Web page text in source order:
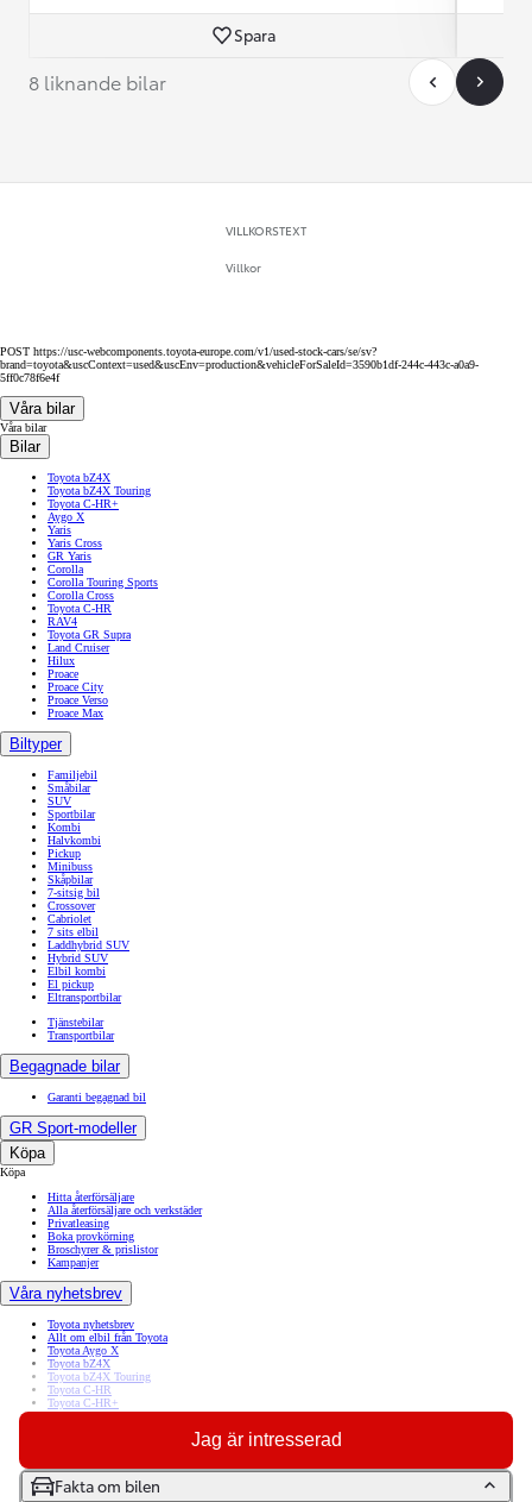
Spara
8 liknande bilar
VILLKORSTEXT
Villkor
Jag är intresserad
Fakta om bilen
POST https://usc-webcomponents.toyota-europe.com/v1/used-stock-cars/se/sv?
brand=toyota&uscContext=used&uscEnv=production&vehicleForSaleId=3590b1df-244c-443c-a0a9-
5ff0c78f6e4f
Våra bilar
Våra bilar
Bilar
Toyota bZ4X
Toyota bZ4X Touring
Toyota C-HR+
Aygo X
Yaris
Yaris Cross
GR Yaris
Corolla
Corolla Touring Sports
Corolla Cross
Toyota C-HR
RAV4
Toyota GR Supra
Land Cruiser
Hilux
Proace
Proace City
Proace Verso
Proace Max
Biltyper
Familjebil
Småbilar
SUV
Sportbilar
Kombi
Halvkombi
Pickup
Minibuss
Skåpbilar
7-sitsig bil
Crossover
Cabriolet
7 sits elbil
Laddhybrid SUV
Hybrid SUV
Elbil kombi
El pickup
Eltransportbilar
Tjänstebilar
Transportbilar
Begagnade bilar
Garanti begagnad bil
GR Sport-modeller
Köpa
Köpa
Hitta återförsäljare
Alla återförsäljare och verkstäder
Privatleasing
Boka provkörning
Broschyrer & prislistor
Kampanjer
Våra nyhetsbrev
Toyota nyhetsbrev
Allt om elbil från Toyota
Toyota Aygo X
Toyota bZ4X
Toyota bZ4X Touring
Toyota C-HR
Toyota C-HR+
Toyota Corolla
Toyota RAV4
Toyota Yaris
Toyota Yaris Cross